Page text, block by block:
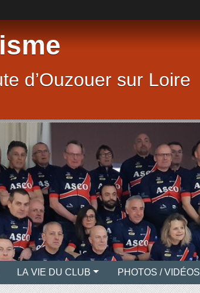
d’Ouzouer sur Loire
LA VIE DU CLUB PHOTOS / VIDÉOS